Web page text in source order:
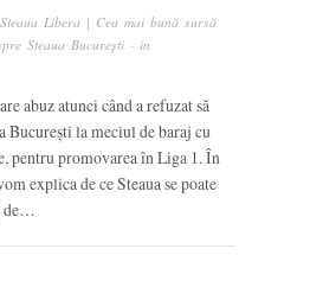
Steaua Libera | Cea mai bună sursă
Steaua București · in
abuz atunci când a refuzat să
București la meciul de baraj cu
pentru promovarea în Liga 1. În
explica de ce Steaua se poate
de…